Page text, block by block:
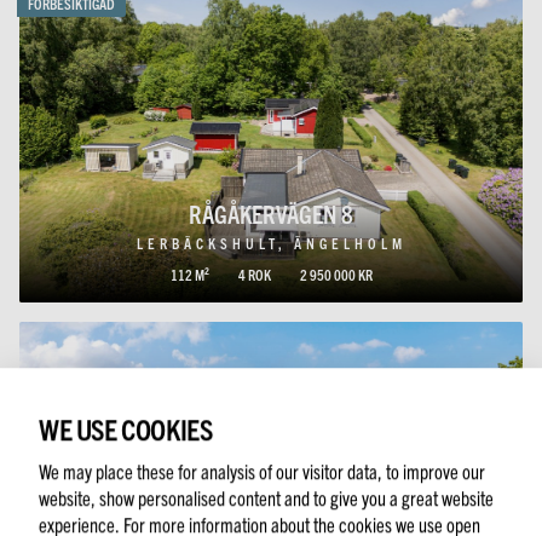
RÅGÅKERVÄGEN 8
LERBÄCKSHULT, ÄNGELHOLM
112 M²
4 ROK 2 950 000 KR
WE USE COOKIES
We may place these for analysis of our visitor data, to improve our
website, show personalised content and to give you a great website
experience. For more information about the cookies we use open